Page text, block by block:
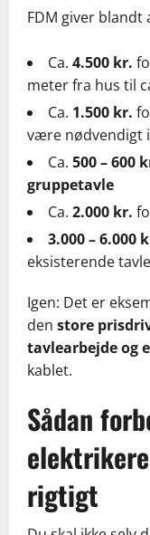
FDM giver blandt
Ca. 4.500 kr.
meter fra hus til
Ca. 1.500 kr.
være nødvendigt
Ca. 500 – 600
gruppetavle
Ca. 2.000 kr.
3.000 – 6.000
eksisterende tavle
Igen: Det er
den store
tavlearbejde og
kablet.
Sådan
rigtigt